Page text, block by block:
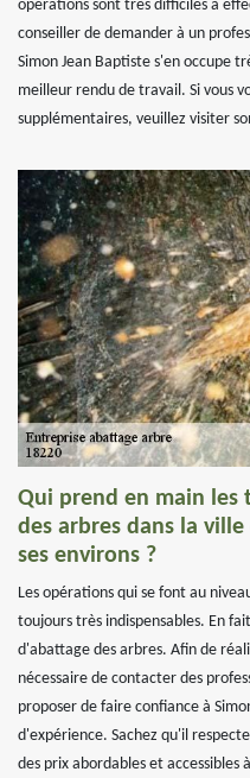
opérations sont très difficiles à
conseiller de demander à un
Simon Jean Baptiste s'en occupe
meilleur rendu de travail. Si vous
supplémentaires, veuillez visiter
Qui prend en main les
des arbres dans la
ses environs ?
Les opérations qui se font au
toujours très indispensables. En
d'abattage des arbres. Afin de
nécessaire de contacter des
proposer de faire confiance à
d'expérience. Sachez qu'il
des prix abordables et accessibles